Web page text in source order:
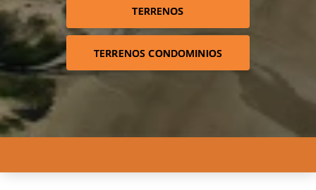
TERRENOS
TERRENOS CONDOMINIOS